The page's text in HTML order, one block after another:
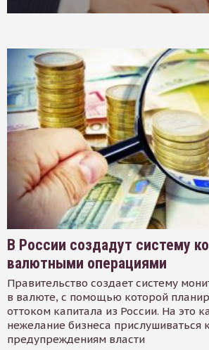
В России создадут систему
валютными операциями
Правительство создает систему
в валюте, с помощью которой
оттоком капитала из России. На это
нежелание бизнеса прислушиваться к
предупреждениям власти